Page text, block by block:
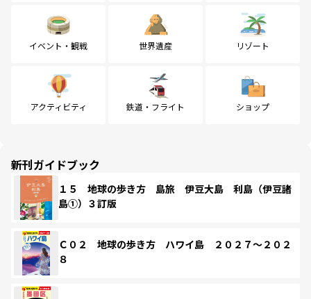
イベント・観戦 世界遺産 リゾート
アクティビティ 鉄道・フライト ショップ
新刊ガイドブック
１５ 地球の歩き方 島旅 伊豆大島 利島（伊豆諸
島①）３訂版
Ｃ０２ 地球の歩き方 ハワイ島 ２０２７～２０２
８